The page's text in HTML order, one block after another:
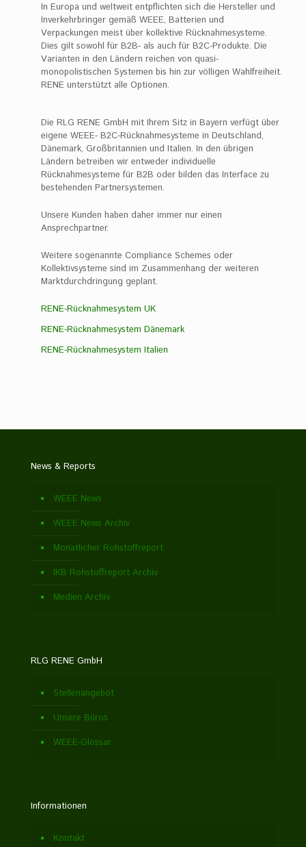
In Europa und weltweit entpflichten sich die Hersteller und
Inverkehrbringer gemäß WEEE, Batterien und
Verpackungen meist über kollektive Rücknahmesysteme.
Dies gilt sowohl für B2B- als auch für B2C-Produkte. Die
Varianten in den Ländern reichen von quasi-
monopolistischen Systemen bis hin zur völligen Wahlfreiheit.
RENE unterstützt alle Optionen.
Die RLG RENE GmbH mit Ihrem Sitz in Bayern verfügt über
eigene WEEE- B2C-Rücknahmesysteme in Deutschland,
Dänemark, Großbritannien und Italien. In den übrigen
Ländern betreiben wir entweder individuelle
Rücknahmesysteme für B2B oder bilden das Interface zu
bestehenden Partnersystemen.
Unsere Kunden haben daher immer nur einen
Ansprechpartner.
Weitere sogenannte Compliance Schemes oder
Kollektivsysteme sind im Zusammenhang der weiteren
Marktdurchdringung geplant.
RENE-Rücknahmesystem UK
RENE-Rücknahmesystem Dänemark
RENE-Rücknahmesystem Italien
News & Reports
WEEE News
WEEE News Archiv
Monatlicher Rohstoffreport
IKB Rohstoffreport Archiv
Medien Archiv
RLG RENE GmbH
Stellenangebot
Unsere Büros
WEEE-Glossar
Informationen
Kontakt